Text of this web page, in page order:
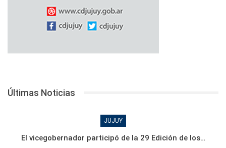
Últimas Noticias
JUJUY
El vicegobernador participó de la 29 Edición de los…